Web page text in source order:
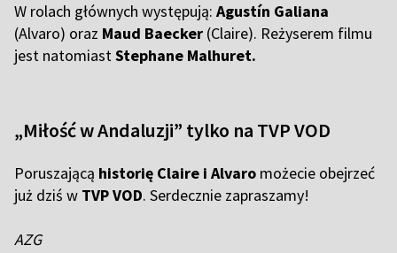
W rolach głównych występują: Agustín Galiana
(Alvaro) oraz Maud Baecker (Claire). Reżyserem filmu
jest natomiastStephane Malhuret.
„Miłość w Andaluzji” tylko na TVP VOD
Poruszającą historię Claire i Alvaro możecie obejrzeć
już dziś w TVP VOD. Serdecznie zapraszamy!
AZG